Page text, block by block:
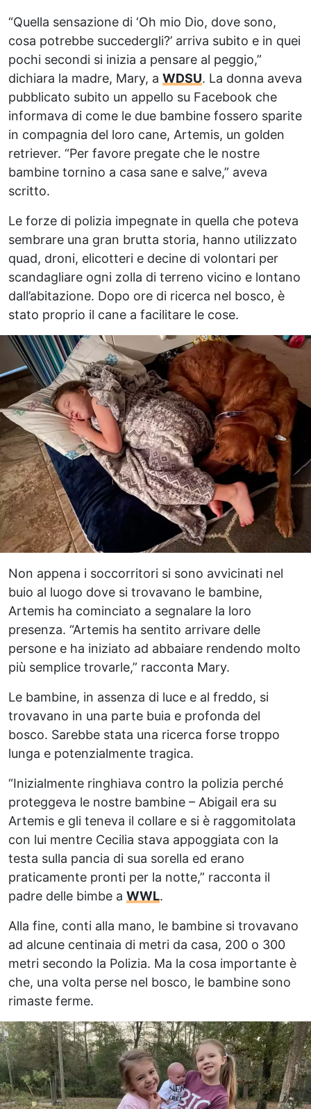
“Quella sensazione di ‘Oh mio Dio, dove sono,
cosa potrebbe succedergli?’ arriva subito e in quei
pochi secondi si inizia a pensare al peggio,”
dichiara la madre, Mary, a WDSU. La donna aveva
pubblicato subito un appello su Facebook che
informava di come le due bambine fossero sparite
in compagnia del loro cane, Artemis, un golden
retriever. “Per favore pregate che le nostre
bambine tornino a casa sane e salve,” aveva
scritto.
Le forze di polizia impegnate in quella che poteva
sembrare una gran brutta storia, hanno utilizzato
quad, droni, elicotteri e decine di volontari per
scandagliare ogni zolla di terreno vicino e lontano
dall’abitazione. Dopo ore di ricerca nel bosco, è
stato proprio il cane a facilitare le cose.
Non appena i soccorritori si sono avvicinati nel
buio al luogo dove si trovavano le bambine,
Artemis ha cominciato a segnalare la loro
presenza. “Artemis ha sentito arrivare delle
persone e ha iniziato ad abbaiare rendendo molto
più semplice trovarle,” racconta Mary.
Le bambine, in assenza di luce e al freddo, si
trovavano in una parte buia e profonda del
bosco. Sarebbe stata una ricerca forse troppo
lunga e potenzialmente tragica.
“Inizialmente ringhiava contro la polizia perché
proteggeva le nostre bambine – Abigail era su
Artemis e gli teneva il collare e si è raggomitolata
con lui mentre Cecilia stava appoggiata con la
testa sulla pancia di sua sorella ed erano
praticamente pronti per la notte,” racconta il
padre delle bimbe a WWL.
Alla fine, conti alla mano, le bambine si trovavano
ad alcune centinaia di metri da casa, 200 o 300
metri secondo la Polizia. Ma la cosa importante è
che, una volta perse nel bosco, le bambine sono
rimaste ferme.